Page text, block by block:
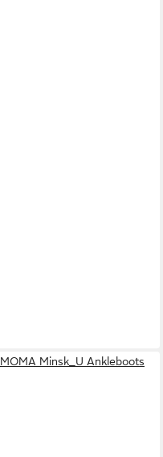
MOMA Minsk_U Ankleboots